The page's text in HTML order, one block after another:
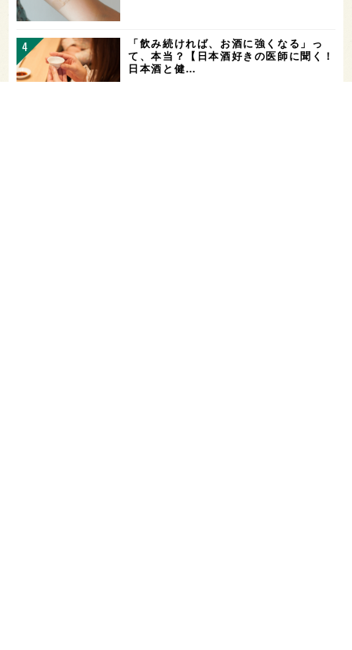
「飲み続ければ、お酒に強くなる」っ
て、本当？【日本酒好きの医師に聞く！
日本酒と健…